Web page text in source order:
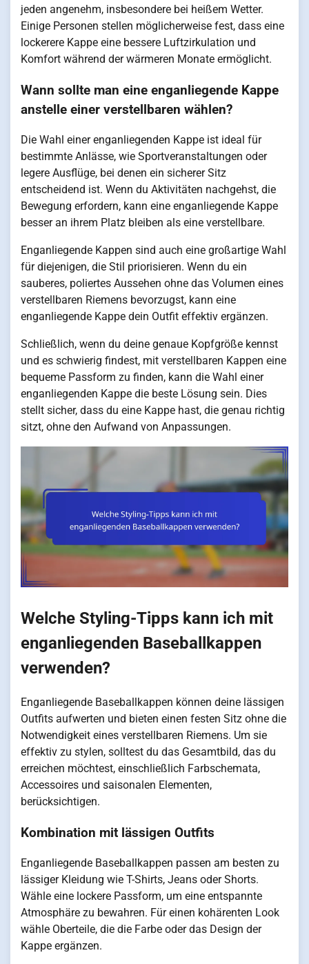
jeden angenehm, insbesondere bei heißem Wetter.
Einige Personen stellen möglicherweise fest, dass eine
lockerere Kappe eine bessere Luftzirkulation und
Komfort während der wärmeren Monate ermöglicht.
Wann sollte man eine enganliegende Kappe
anstelle einer verstellbaren wählen?
Die Wahl einer enganliegenden Kappe ist ideal für
bestimmte Anlässe, wie Sportveranstaltungen oder
legere Ausflüge, bei denen ein sicherer Sitz
entscheidend ist. Wenn du Aktivitäten nachgehst, die
Bewegung erfordern, kann eine enganliegende Kappe
besser an ihrem Platz bleiben als eine verstellbare.
Enganliegende Kappen sind auch eine großartige Wahl
für diejenigen, die Stil priorisieren. Wenn du ein
sauberes, poliertes Aussehen ohne das Volumen eines
verstellbaren Riemens bevorzugst, kann eine
enganliegende Kappe dein Outfit effektiv ergänzen.
Schließlich, wenn du deine genaue Kopfgröße kennst
und es schwierig findest, mit verstellbaren Kappen eine
bequeme Passform zu finden, kann die Wahl einer
enganliegenden Kappe die beste Lösung sein. Dies
stellt sicher, dass du eine Kappe hast, die genau richtig
sitzt, ohne den Aufwand von Anpassungen.
Welche Styling-Tipps kann ich mit
enganliegenden Baseballkappen
verwenden?
Enganliegende Baseballkappen können deine lässigen
Outfits aufwerten und bieten einen festen Sitz ohne die
Notwendigkeit eines verstellbaren Riemens. Um sie
effektiv zu stylen, solltest du das Gesamtbild, das du
erreichen möchtest, einschließlich Farbschemata,
Accessoires und saisonalen Elementen,
berücksichtigen.
Kombination mit lässigen Outfits
Enganliegende Baseballkappen passen am besten zu
lässiger Kleidung wie T-Shirts, Jeans oder Shorts.
Wähle eine lockere Passform, um eine entspannte
Atmosphäre zu bewahren. Für einen kohärenten Look
wähle Oberteile, die die Farbe oder das Design der
Kappe ergänzen.